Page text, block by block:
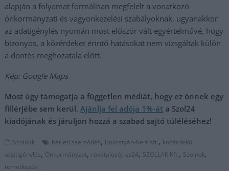
alapján a folyamat formálisan megfelelt a vonatkozó
önkormányzati és vagyonkezelési szabályoknak, ugyanakkor
az adatigénylés nyomán most először vált egyértelművé, hogy
bizonyos, a közérdeket érintő hatásokat nem vizsgáltak külön
a döntés meghozatala előtt.
Kép: Google Maps
Most úgy támogatja a független médiát, hogy ez önnek egy
fillérjébe sem kerül.Ajánlja fel adója 1%-át a Szol24
kiadójának és járuljon hozzá a szabad sajtó túléléséhez!
Szolnok bérleti szerződés, Borostyán-Kert Kft., közérdekű
adatigénylés, Önkormányzat, ravatalozó, sz24, SZOLLAK Kft., Szolnok,
temetkezés